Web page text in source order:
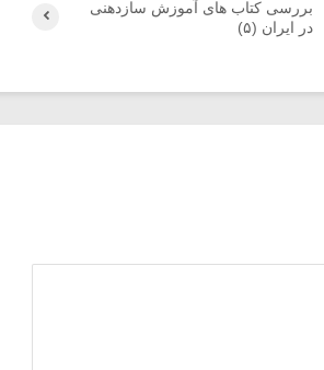
بررسی کتاب های آموزش سازدهنی
در ایران (۵)